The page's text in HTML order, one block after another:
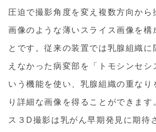
圧迫で撮影角度を変え複数方向か
画像のような薄いスライス画像を構
とです。従来の装置では乳腺組織に
えなかった病変部を「トモシンセシ
いう機能を使い、乳腺組織の重なり
り詳細な画像を得ることができます
ス３D撮影は乳がん早期発見に期待